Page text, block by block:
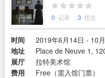
0 记录 3 想去
时间
2019年6月14日 - 10
地址
Place de Neuve 1,
展厅
拉特美术馆
费用
Free（需入馆门票）